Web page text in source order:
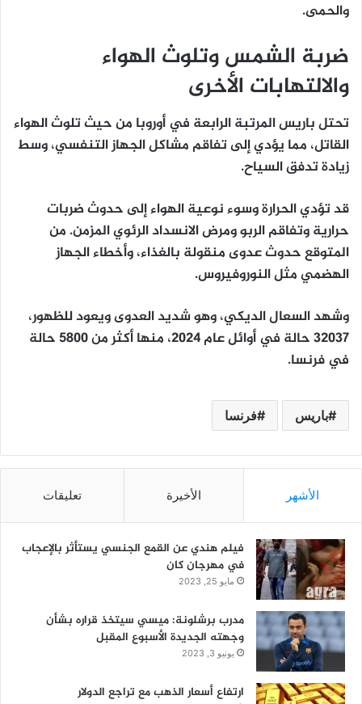
والحمى.
ضربة الشمس وتلوث الهواء
والالتهابات الأخرى
تحتل باريس المرتبة الرابعة في أوروبا من حيث تلوث الهواء
القاتل، مما يؤدي إلى تفاقم مشاكل الجهاز التنفسي، وسط
زيادة تدفق السياح.
قد تؤدي الحرارة وسوء نوعية الهواء إلى حدوث ضربات
حرارية وتفاقم الربو ومرض الانسداد الرئوي المزمن. من
المتوقع حدوث عدوى منقولة بالغذاء، وأخطاء الجهاز
الهضمي مثل النوروفيروس.
وشهد السعال الديكي، وهو شديد العدوى ويعود للظهور،
32037 حالة في أوائل عام 2024، منها أكثر من 5800 حالة
في فرنسا.
باريس فرنسا
الأشهر الأخيرة تعليقات
فيلم هندي عن القمع الجنسي يستأثر بالإعجاب
في مهرجان كان
مايو 25, 2023
مدرب برشلونة: ميسي سيتخذ قراره بشأن
وجهته الجديدة الأسبوع المقبل
يونيو 3, 2023
ارتفاع أسعار الذهب مع تراجع الدولار